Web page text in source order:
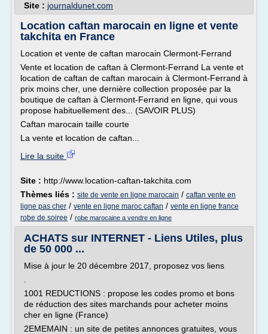
Site : journaldunet.com
Location caftan marocain en ligne et vente
takchita en France
Location et vente de caftan marocain Clermont-Ferrand
Vente et location de caftan à Clermont-Ferrand La vente et
location de caftan de caftan marocain à Clermont-Ferrand à
prix moins cher, une dernière collection proposée par la
boutique de caftan à Clermont-Ferrand en ligne, qui vous
propose habituellement des... (SAVOIR PLUS)
Caftan marocain taille courte
La vente et location de caftan...
Lire la suite
Site : http://www.location-caftan-takchita.com
Thèmes liés : site de vente en ligne marocain / caftan vente en
ligne pas cher / vente en ligne maroc caftan / vente en ligne france
robe de soiree / robe marocaine a vendre en ligne
ACHATS sur INTERNET - Liens Utiles, plus
de 50 000 ...
Mise à jour le 20 décembre 2017, proposez vos liens
1001 REDUCTIONS : propose les codes promo et bons
de réduction des sites marchands pour acheter moins
cher en ligne (France)
2EMEMAIN : un site de petites annonces gratuites, vous